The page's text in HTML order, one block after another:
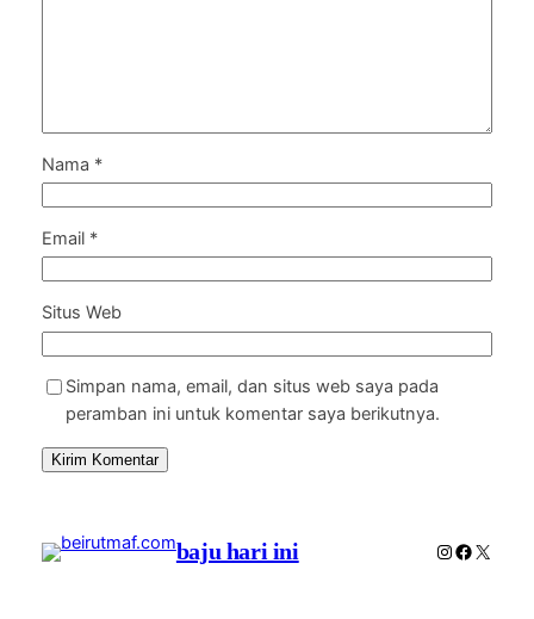
Nama *
Email *
Situs Web
Simpan nama, email, dan situs web saya pada
peramban ini untuk komentar saya berikutnya.
baju hari ini Instagram
X